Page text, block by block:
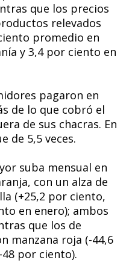
que los precios
relevados
promedio en
y 3,4 por ciento en
pagaron en
de lo que cobró el
de sus chacras. En
de 5,5 veces.
suba mensual en
con un alza de
(+25,2 por ciento,
en enero); ambos
que los de
manzana roja (-44,6
por ciento).